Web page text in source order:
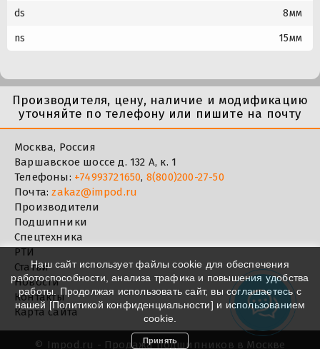
ds 8мм
ns 15мм
Производителя, цену, наличие и модификацию
уточняйте по телефону или пишите на почту
Москва, Россия
Варшавское шоссе д. 132 А, к. 1
Телефоны: +74993721650, 8(800)200-27-50
Почта:zakaz@impod.ru
Производители
Подшипники
Спецтехника
РТИ
Статьи
Новости
Контакты
Карта сайта
© Impod.ru - Продажа подшипников в Москве
Наш сайт использует файлы cookie для обеспечения
работоспособности, анализа трафика и повышения удобства
работы. Продолжая использовать сайт, вы соглашаетесь с
нашей [Политикой конфиденциальности] и использованием
cookie.
Принять